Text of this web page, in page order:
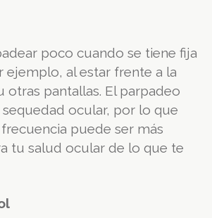
poco cuando se tiene fija
ejemplo, al estar frente a la
pantallas. El parpadeo
ocular, por lo que
puede ser más
tu salud ocular de lo que te